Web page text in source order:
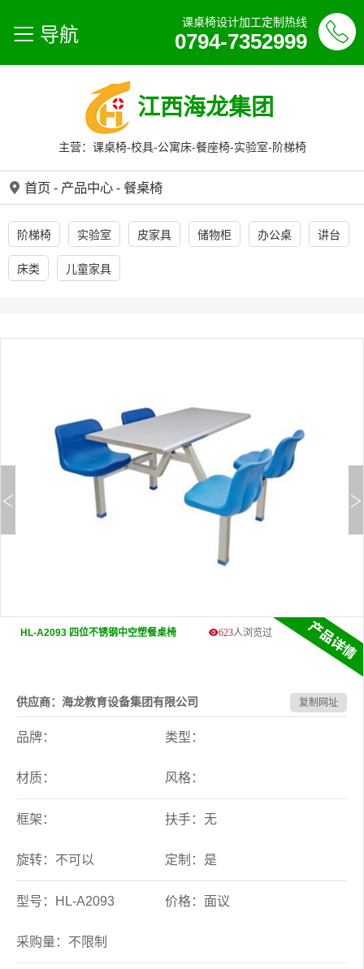
导航
课桌椅设计加工定制热线
0794-7352999
江西海龙集团
主营：课桌椅-校具-公寓床-餐座椅-实验室-阶梯椅
首页 - 产品中心 - 餐桌椅
阶梯椅 实验室 皮家具 储物柜 办公桌 讲台
床类 儿童家具
HL-A2093 四位不锈钢中空塑餐桌椅 623人浏览过
供应商：海龙教育设备集团有限公司 复制网址
品牌： 类型：
材质： 风格：
框架： 扶手：无
旋转：不可以 定制：是
型号：HL-A2093 价格：面议
采购量：不限制